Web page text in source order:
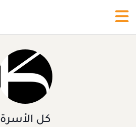
كل الأسرة